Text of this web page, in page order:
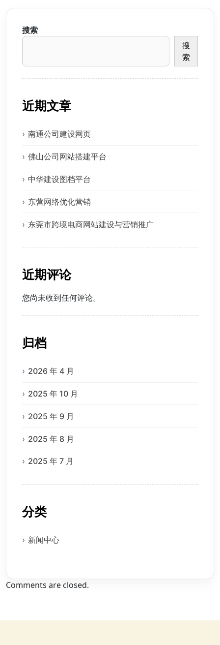
搜索
搜
索
近期文章
南通公司建设网页
佛山公司网站搭建平台
中华建设图档平台
东营网络优化营销
东莞市跨境电商网站建设与营销推广
近期评论
您尚未收到任何评论。
归档
2026 年 4 月
2025 年 10 月
2025 年 9 月
2025 年 8 月
2025 年 7 月
分类
新闻中心
Comments are closed.